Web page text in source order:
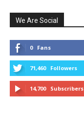
We Are Social
0 Fans
71,460 Followers
14,700 Subscribers